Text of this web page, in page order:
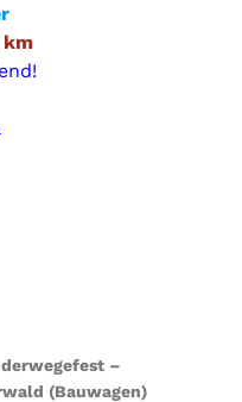
km
–
(Bauwagen)